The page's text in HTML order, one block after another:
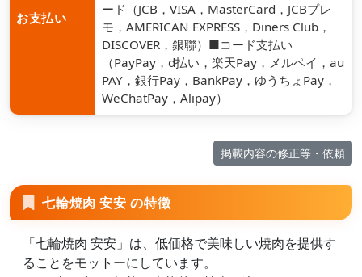
お支払い
ード（JCB，VISA，MasterCard，JCBプレ
モ，AMERICAN EXPRESS，Diners Club，
DISCOVER，銀聯）■コード支払い
（PayPay，d払い，楽天Pay，メルペイ，au
PAY，銀行Pay，BankPay，ゆうちょPay，
WeChatPay，Alipay）
掲載内容の修正等・依頼
七輪焼肉 安安 の特徴
「七輪焼肉 安安」は、低価格で美味しい焼肉を提供す
ることをモットーにしています。